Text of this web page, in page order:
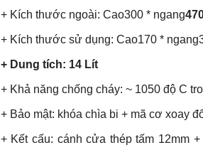
+ Kích thước ngoài: Cao300 * ngang
+ Kích thước sử dụng: Cao170 *
+ Dung tích: 14 Lít
+ Khả năng chống cháy: ~ 1050 độ C
+ Bảo mật: khóa chìa bi + mã cơ xoay
+ Kết cấu: cánh cửa thép tấm 12mm